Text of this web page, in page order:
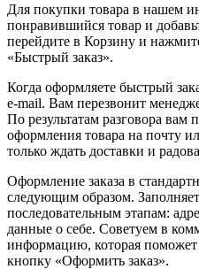
Для покупки товара в нашем
понравившийся товар и
перейдите в Корзину и
«Быстрый заказ».
Когда оформляете быстрый
e-mail. Вам перезвонит
По результатам разговора вам
оформления товара на почту
только ждать доставки и
Оформление заказа в
следующим образом.
последовательным этапам:
данные о себе. Советуем в
информацию, которая
кнопку «Оформить заказ».